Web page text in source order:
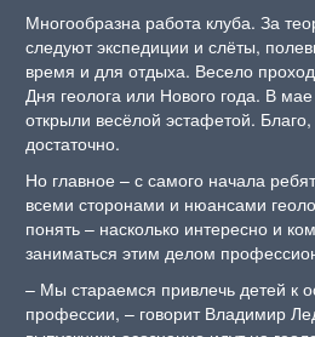
Многообразна работа клуба. За
следуют экспедиции и слёты,
время и для отдыха. Весело
Дня геолога или Нового года. В мае
открыли весёлой эстафетой.
достаточно.
Но главное – с самого начала
всеми сторонами и нюансами
понять – насколько интересно и
заниматься этим делом
– Мы стараемся привлечь детей к
профессии, – говорит Владимир